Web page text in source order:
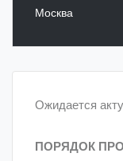
Москва
Ожидается
ПОРЯДОК